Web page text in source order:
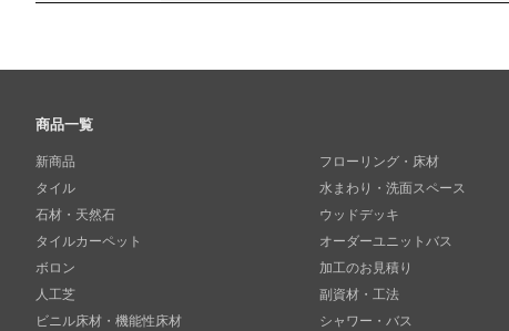
商品一覧
新商品
タイル
石材・天然石
タイルカーペット
ボロン
人工芝
ビニル床材・機能性床材
フローリング・床材
水まわり・洗面スペース
ウッドデッキ
オーダーユニットバス
加工のお見積り
副資材・工法
シャワー・バス